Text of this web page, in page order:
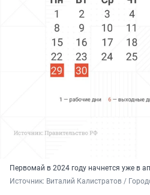
Первомай в 2024 году начнется уже в
Источник: Виталий Калистратов /